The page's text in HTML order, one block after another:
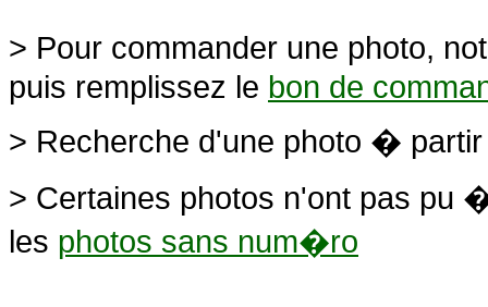
> Pour commander une photo,
puis remplissez le bon de
> Recherche d'une photo �
> Certaines photos n'ont pas
les photos sans num�ro